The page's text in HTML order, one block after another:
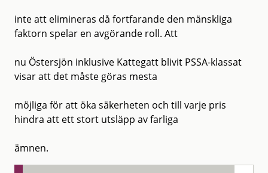
inte att elimineras då fortfarande den mänskliga
faktorn spelar en avgörande roll. Att
nu Östersjön inklusive Kattegatt blivit PSSA-klassat
visar att det måste göras mesta
möjliga för att öka säkerheten och till varje pris
hindra att ett stort utsläpp av farliga
ämnen.